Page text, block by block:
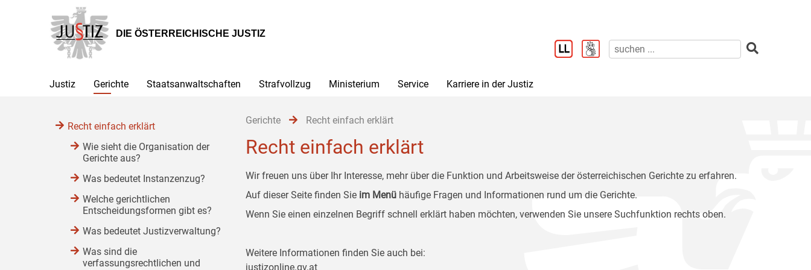
Hauptnavigation
[1]
Inhalt
[2]
Untermenü
[3]
DIE ÖSTERREICHISCHE JUSTIZ
Justiz Gerichte Staatsanwaltschaften Strafvollzug Ministerium Service Karriere in der Justiz
Gerichte Recht einfach erklärt
Recht einfach erklärt
Wir freuen uns über Ihr Interesse, mehr über die Funktion und Arbeitsweise der österreichischen Gerichte zu erfahren.
Auf dieser Seite finden Sie im Menü häufige Fragen und Informationen rund um die Gerichte.
Wenn Sie einen einzelnen Begriff schnell erklärt haben möchten, verwenden Sie unsere Suchfunktion rechts oben.
Weitere Informationen finden Sie auch bei:
justizonline.gv.at
Recht einfach erklärt
Wie sieht die Organisation der
Gerichte aus?
Was bedeutet Instanzenzug?
Welche gerichtlichen
Entscheidungsformen gibt es?
Was bedeutet Justizverwaltung?
Was sind die
verfassungsrechtlichen und